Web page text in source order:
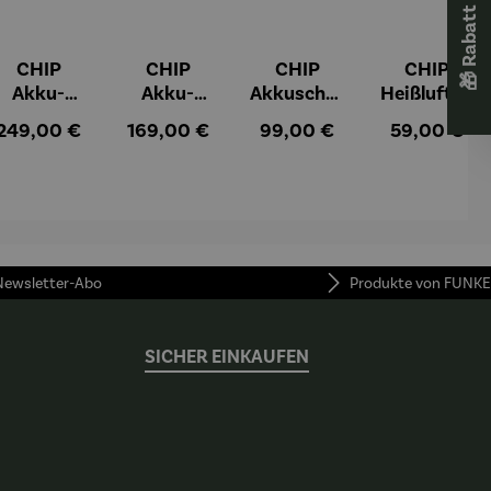
CHIP
Akku-
ger
Preis:
€
CHIP
Akku-
ger DS02
Regulärer Preis:
169,00 €
CHIP
Akkuschra
Regulärer Preis:
99,00 €
CHIP
Heißluftfri
Regulärer
59,00 €
Abo Produkte von FUNKE
SICHER EINKAUFEN